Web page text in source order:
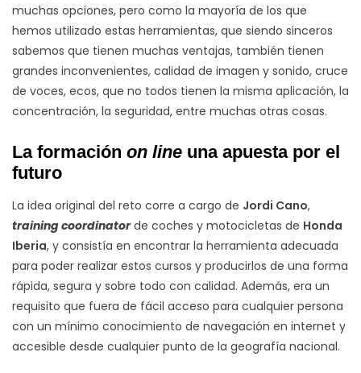
muchas opciones, pero como la mayoría de los que
hemos utilizado estas herramientas, que siendo sinceros
sabemos que tienen muchas ventajas, también tienen
grandes inconvenientes, calidad de imagen y sonido, cruce
de voces, ecos, que no todos tienen la misma aplicación, la
concentración, la seguridad, entre muchas otras cosas.
La formación on line una apuesta por el
futuro
La idea original del reto corre a cargo de Jordi Cano,
training coordinatorde coches y motocicletas de Honda
Iberia, y consistía en encontrar la herramienta adecuada
para poder realizar estos cursos y producirlos de una forma
rápida, segura y sobre todo con calidad. Además, era un
requisito que fuera de fácil acceso para cualquier persona
con un mínimo conocimiento de navegación en internet y
accesible desde cualquier punto de la geografía nacional.